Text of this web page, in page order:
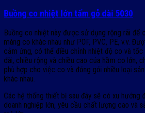
Buồng co nhiệt lớn tấm gỗ dài 5030
Buồng co nhiệt này được sử dụng rộng rãi để
màng co khác nhau như POF, PVC, PE, v.v.
cảm ứng, có thể điều chỉnh nhiệt độ co và tốc
dài, chiều rộng và chiều cao của hầm co lớn,
phù hợp cho việc co và đóng gói nhiều loại
khác nhau.
Các hệ thống thiết bị sau đây sẽ có xu hướng
doanh nghiệp lớn, yêu cầu chất lượng cao và